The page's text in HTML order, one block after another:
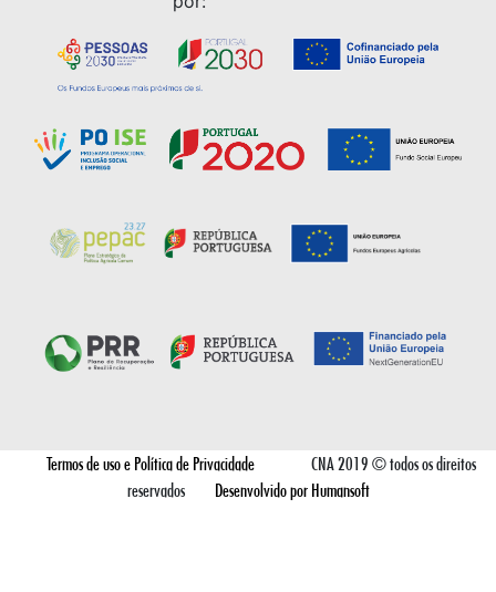
Termos de uso e Política de Privacidade
CNA 2019 © todos os direitos
reservados
Desenvolvido por Humansoft